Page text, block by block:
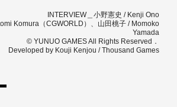
INTERVIEW＿小野憲史 / Kenji Ono
Komura（CGWORLD）、山田桃子 / Momoko
Yamada
© YUNUO GAMES All Rights Reserved．
Developed by Kouji Kenjou / Thousand Games